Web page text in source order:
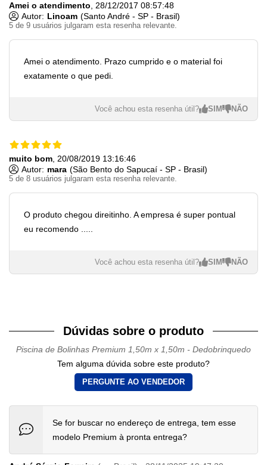
5 de 9 usuários julgaram esta resenha relevante.
Amei o atendimento , 28/12/2017 08:57:48
Autor: Linoam (Santo André - SP - Brasil)
Amei o atendimento. Prazo cumprido e o material foi
exatamente o que pedi.
Você achou esta resenha útil?
5 de 8 usuários julgaram esta resenha relevante.
muito bom , 20/08/2019 13:16:46
Autor: mara (São Bento do Sapucaí - SP - Brasil)
O produto chegou direitinho. A empresa é super pontual
eu recomendo .....
Você achou esta resenha útil?
Dúvidas sobre o produto
Piscina de Bolinhas Premium 1,50m x 1,50m - Dedobrinquedo
Tem alguma dúvida sobre este produto?
PERGUNTE AO VENDEDOR
Se for buscar no endereço de entrega, tem esse
modelo Premium à pronta entrega?